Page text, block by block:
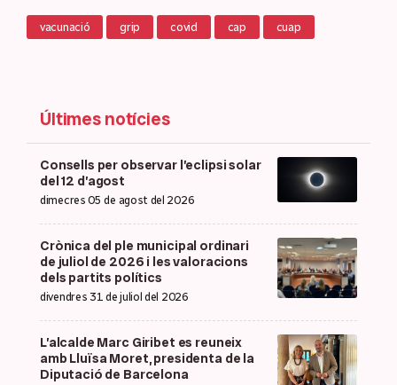
vacunació grip covid cap cuap
Últimes notícies
Consells per observar l’eclipsi solar
del 12 d’agost
dimecres 05 de agost del 2026
Crònica del ple municipal ordinari
de juliol de 2026 i les valoracions
dels partits polítics
divendres 31 de juliol del 2026
L’alcalde Marc Giribet es reuneix
amb Lluïsa Moret, presidenta de la
Diputació de Barcelona